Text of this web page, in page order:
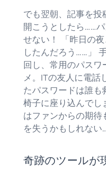
でも翌朝、記事を投
開こうとしたら……
せない！ 「昨日の
したんだろう……」
回し、常用のパスワ
メ。ITの友人に電話
たパスワードは誰も
椅子に座り込んでし
はファンからの期待
を失うかもしれない
奇跡のツールが